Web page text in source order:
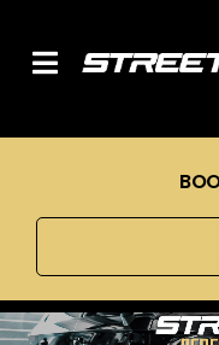
content
Toggle
Tuning
Ventilrens